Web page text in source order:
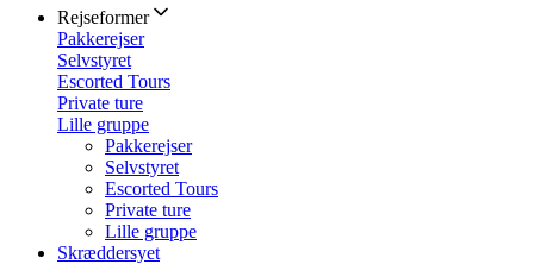
Rejseformer
Pakkerejser
Selvstyret
Escorted Tours
Private ture
Lille gruppe
Pakkerejser
Selvstyret
Escorted Tours
Private ture
Lille gruppe
Skræddersyet